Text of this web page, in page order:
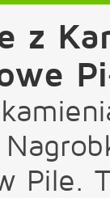
z
Pile.